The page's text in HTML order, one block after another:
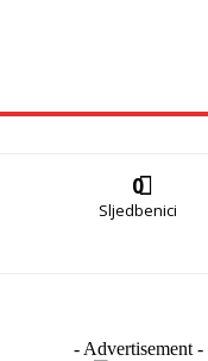
0
Sljedbenici
- Advertisement -